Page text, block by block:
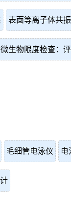
表面等离子体共
微生物限度检查：
毛细管电泳仪 电